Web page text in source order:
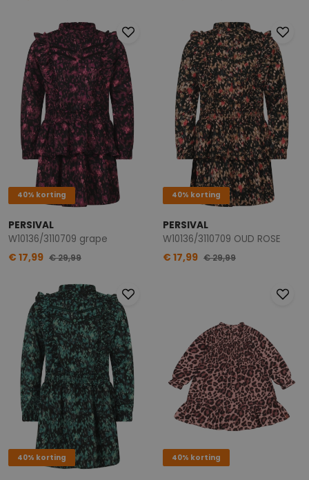
40% korting
PERSIVAL
W10136/3110709 grape
€ 17,99 € 29,99
40% korting
PERSIVAL
W10136/3110709 OUD ROSE
€ 17,99 € 29,99
40% korting 40% korting